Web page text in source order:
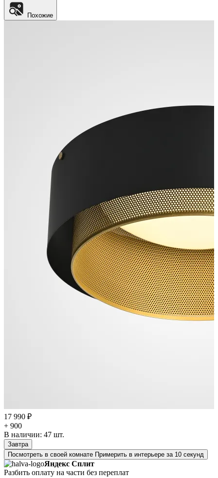
Похожие
17 990 ₽
+ 900
В наличии: 47 шт.
Завтра
Посмотреть в своей комнате Примерить в интерьере за 10 секунд
Яндекс Сплит
Разбить оплату на части без переплат